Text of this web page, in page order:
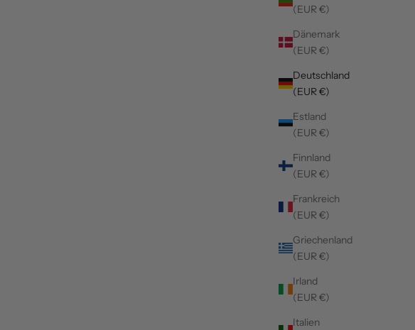
(EUR €)
Dänemark
(EUR €)
Deutschland
(EUR €)
Estland
(EUR €)
Finnland
(EUR €)
Frankreich
(EUR €)
Griechenland
(EUR €)
Irland
(EUR €)
Italien